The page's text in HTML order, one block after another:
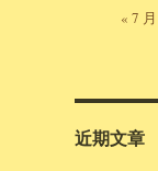
« 7 月
近期文章